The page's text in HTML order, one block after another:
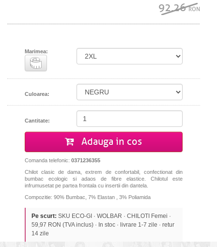
92.26RON
Marimea:
Culoarea:
Cantitate:
Adauga in cos
Comanda telefonic: 0371236355
Chilot clasic de dama, extrem de confortabil, confectionat din
bumbac ecologic si adaos de fibre elastice. Chilotul este
infrumusetat pe partea frontala cu insertii din dantela.
Compozitie: 90% Bumbac, 7% Elastan , 3% Poliamida
Pe scurt: SKU ECO-GI · WOLBAR · CHILOTI Femei ·
59,97 RON (TVA inclus) · In stoc · livrare 1-7 zile · retur
14 zile